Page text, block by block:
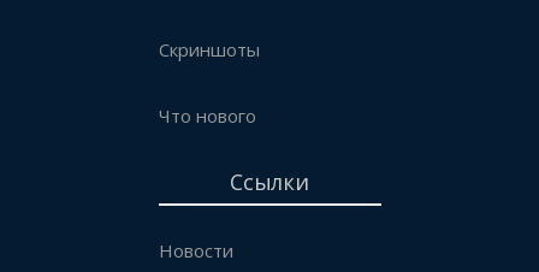
Скриншоты
Что нового
Ссылки
Новости